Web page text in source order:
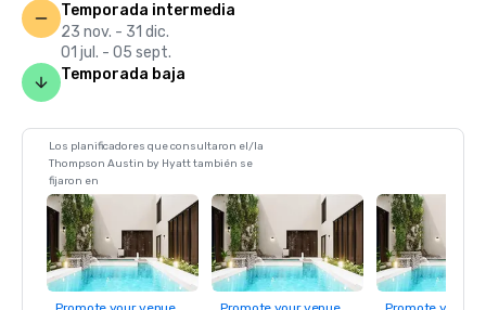
Temporada intermedia
23 nov. - 31 dic.
01 jul. - 05 sept.
Temporada baja
Los planificadores que consultaron el/la
Thompson Austin by Hyatt también se
fijaron en